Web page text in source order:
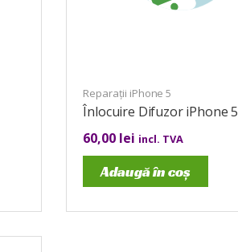
Reparații iPhone 5
Înlocuire Difuzor iPhone 5
60,00 lei incl. TVA
Adaugă în coș